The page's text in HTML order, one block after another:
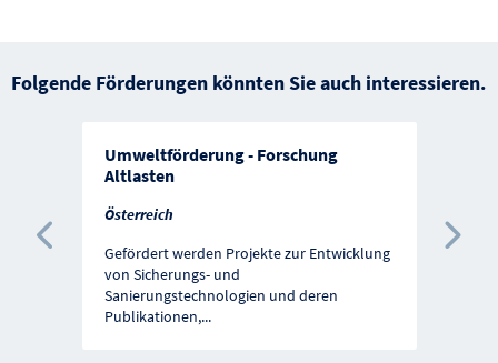
Folgende Förderungen könnten Sie auch interessieren.
Umweltförderung - Forschung
Altlasten
Österreich
Gefördert werden Projekte zur Entwicklung
von Sicherungs- und
Sanierungstechnologien und deren
Publikationen,...
Vorherige Förderung